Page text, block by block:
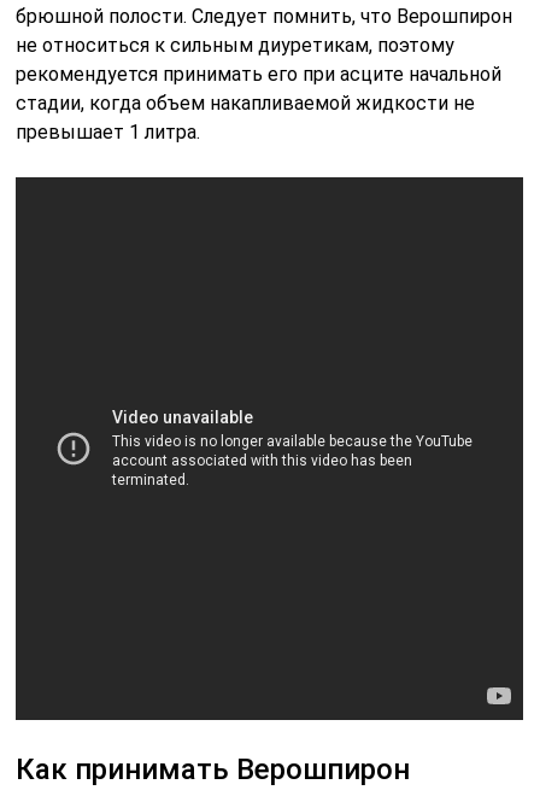
брюшной полости. Следует помнить, что Верошпирон
не относиться к сильным диуретикам, поэтому
рекомендуется принимать его при асците начальной
стадии, когда объем накапливаемой жидкости не
превышает 1 литра.
Как принимать Верошпирон